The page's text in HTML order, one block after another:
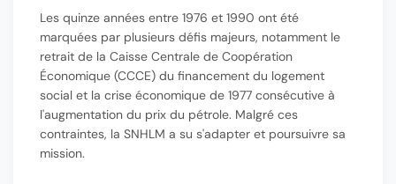
Les quinze années entre 1976 et 1990 ont été
marquées par plusieurs défis majeurs, notamment le
retrait de la Caisse Centrale de Coopération
Économique (CCCE) du financement du logement
social et la crise économique de 1977 consécutive à
l'augmentation du prix du pétrole. Malgré ces
contraintes, la SNHLM a su s'adapter et poursuivre sa
mission.